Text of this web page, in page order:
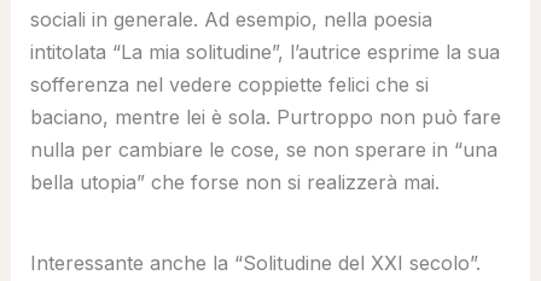
sociali in generale. Ad esempio, nella poesia
intitolata “La mia solitudine”, l’autrice esprime la sua
sofferenza nel vedere coppiette felici che si
baciano, mentre lei è sola. Purtroppo non può fare
nulla per cambiare le cose, se non sperare in “una
bella utopia” che forse non si realizzerà mai.
Interessante anche la “Solitudine del XXI secolo”.